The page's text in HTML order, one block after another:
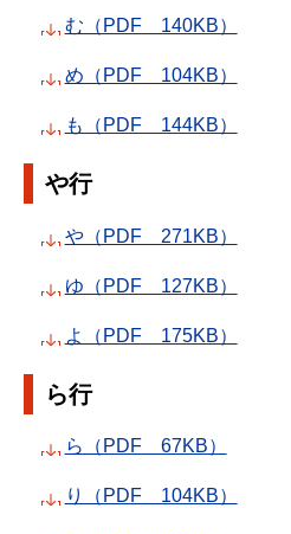
む（PDF 140KB）
め（PDF 104KB）
も（PDF 144KB）
や行
や（PDF 271KB）
ゆ（PDF 127KB）
よ（PDF 175KB）
ら行
ら（PDF 67KB）
り（PDF 104KB）